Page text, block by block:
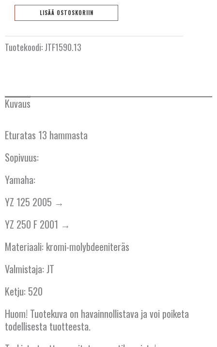
13
hammasta
LISÄÄ OSTOSKORIIN
Tuotekoodi:JTF1590.13
Kuvaus
Eturatas 13 hammasta
Sopivuus:
Yamaha:
YZ 125 2005 →
YZ 250 F 2001 →
Materiaali: kromi-molybdeeniteräs
Valmistaja: JT
Ketju: 520
Huom! Tuotekuva on havainnollistava ja voi poiketa
todellisesta tuotteesta.
BULGARIA
ESPANJA
ITALIA
ITÄVALTA
KANADA
KREIKKA
KROATIA
KYPROS
LATVIA
LUXEMBOURG